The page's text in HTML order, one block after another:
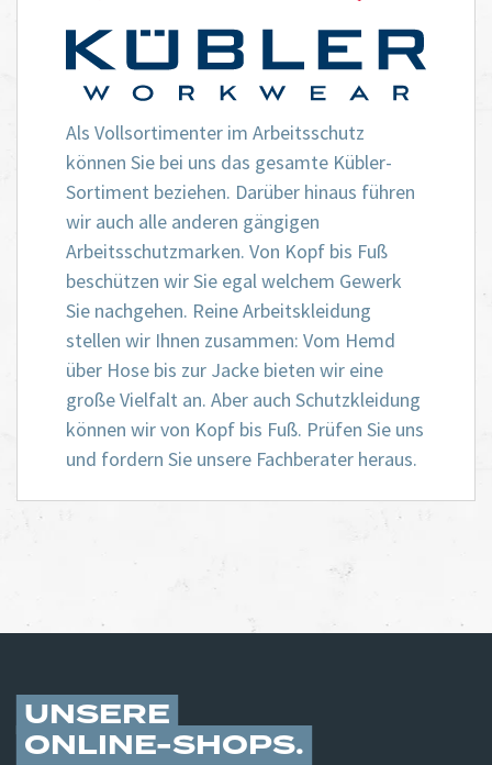
Als Vollsortimenter im Arbeitsschutz
können Sie bei uns das gesamte Kübler-
Sortiment beziehen. Darüber hinaus führen
wir auch alle anderen gängigen
Arbeitsschutzmarken. Von Kopf bis Fuß
beschützen wir Sie egal welchem Gewerk
Sie nachgehen. Reine Arbeitskleidung
stellen wir Ihnen zusammen: Vom Hemd
über Hose bis zur Jacke bieten wir eine
große Vielfalt an. Aber auch Schutzkleidung
können wir von Kopf bis Fuß. Prüfen Sie uns
und fordern Sie unsere Fachberater heraus.
UNSERE
ONLINE-SHOPS